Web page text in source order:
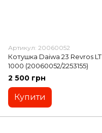
Артикул: 20060052
Котушка Daiwa 23 Revros LT
1000 (20060052/2253155)
2 500 грн
Купити